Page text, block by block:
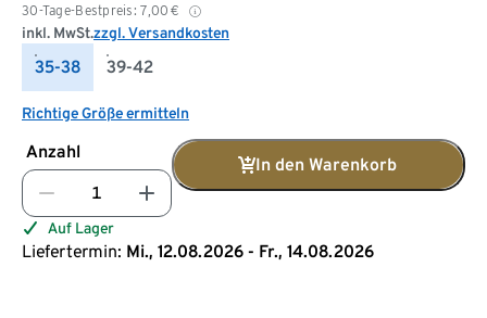
30-Tage-Bestpreis: 7,00 €
inkl. MwSt.zzgl. Versandkosten
35-38 39-42
Richtige Größe ermitteln
Anzahl
In den Warenkorb
Auf Lager
Liefertermin: Mi., 12.08.2026 - Fr., 14.08.2026